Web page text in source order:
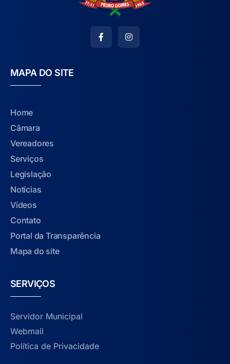
MAPA DO SITE
Home
Câmara
Vereadores
Serviços
Legislação
Notícias
Vídeos
Contato
Portal da Transparência
Mapa do site
SERVIÇOS
Servidor Municipal
Webmail
Política de Privacidade